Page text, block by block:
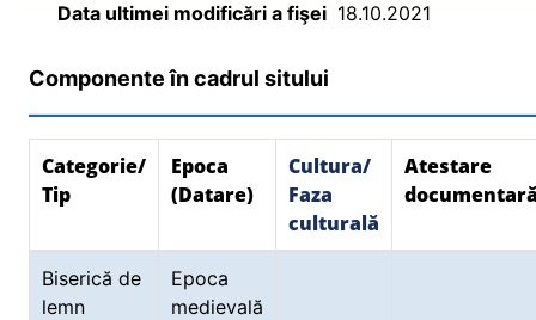
Data ultimei modificări a fişei 18.10.2021
Componente în cadrul sitului
Categorie/
Tip
Epoca
(Datare)
Cultura/
Faza
culturală
Atestare
Biserică de
lemn
Epoca
medievală